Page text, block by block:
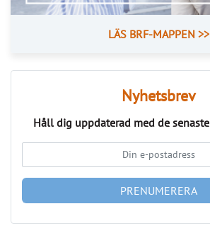
LÄS BRF-MAPPEN >>
Nyhetsbrev
Håll dig uppdaterad med de senaste
PRENUMERERA